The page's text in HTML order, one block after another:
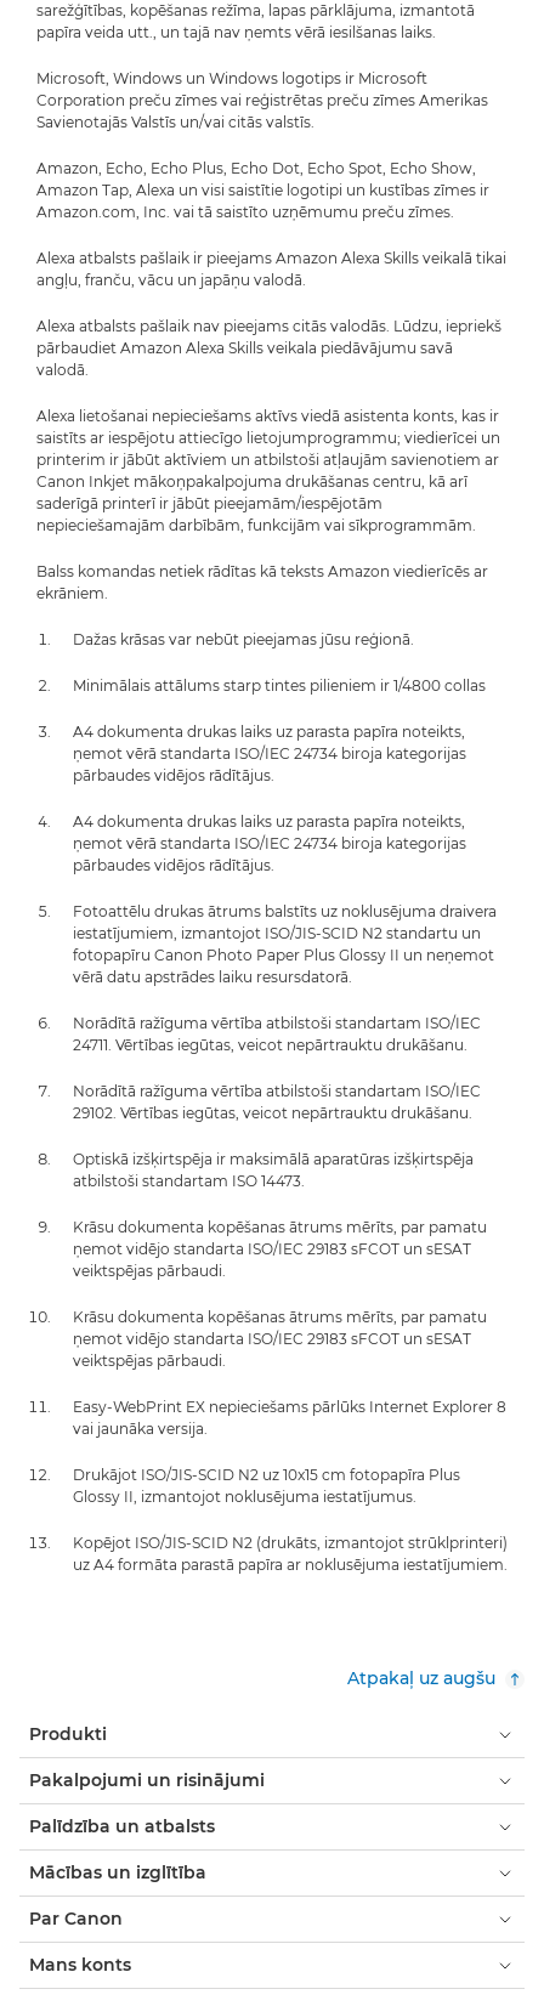
sarežģītības, kopēšanas režīma, lapas pārklājuma, izmantotā
papīra veida utt., un tajā nav ņemts vērā iesilšanas laiks.
Microsoft, Windows un Windows logotips ir Microsoft
Corporation preču zīmes vai reģistrētas preču zīmes Amerikas
Savienotajās Valstīs un/vai citās valstīs.
Amazon, Echo, Echo Plus, Echo Dot, Echo Spot, Echo Show,
Amazon Tap, Alexa un visi saistītie logotipi un kustības zīmes ir
Amazon.com, Inc. vai tā saistīto uzņēmumu preču zīmes.
Alexa atbalsts pašlaik ir pieejams Amazon Alexa Skills veikalā tikai
angļu, franču, vācu un japāņu valodā.
Alexa atbalsts pašlaik nav pieejams citās valodās. Lūdzu, iepriekš
pārbaudiet Amazon Alexa Skills veikala piedāvājumu savā
valodā.
Alexa lietošanai nepieciešams aktīvs viedā asistenta konts, kas ir
saistīts ar iespējotu attiecīgo lietojumprogrammu; viedierīcei un
printerim ir jābūt aktīviem un atbilstoši atļaujām savienotiem ar
Canon Inkjet mākoņpakalpojuma drukāšanas centru, kā arī
saderīgā printerī ir jābūt pieejamām/iespējotām
nepieciešamajām darbībām, funkcijām vai sīkprogrammām.
Balss komandas netiek rādītas kā teksts Amazon viedierīcēs ar
ekrāniem.
Dažas krāsas var nebūt pieejamas jūsu reģionā.
Minimālais attālums starp tintes pilieniem ir 1/4800 collas
A4 dokumenta drukas laiks uz parasta papīra noteikts,
ņemot vērā standarta ISO/IEC 24734 biroja kategorijas
pārbaudes vidējos rādītājus.
A4 dokumenta drukas laiks uz parasta papīra noteikts,
ņemot vērā standarta ISO/IEC 24734 biroja kategorijas
pārbaudes vidējos rādītājus.
Fotoattēlu drukas ātrums balstīts uz noklusējuma draivera
iestatījumiem, izmantojot ISO/JIS-SCID N2 standartu un
fotopapīru Canon Photo Paper Plus Glossy II un neņemot
vērā datu apstrādes laiku resursdatorā.
Norādītā ražīguma vērtība atbilstoši standartam ISO/IEC
24711. Vērtības iegūtas, veicot nepārtrauktu drukāšanu.
Norādītā ražīguma vērtība atbilstoši standartam ISO/IEC
29102. Vērtības iegūtas, veicot nepārtrauktu drukāšanu.
Optiskā izšķirtspēja ir maksimālā aparatūras izšķirtspēja
atbilstoši standartam ISO 14473.
Krāsu dokumenta kopēšanas ātrums mērīts, par pamatu
ņemot vidējo standarta ISO/IEC 29183 sFCOT un sESAT
veiktspējas pārbaudi.
Krāsu dokumenta kopēšanas ātrums mērīts, par pamatu
ņemot vidējo standarta ISO/IEC 29183 sFCOT un sESAT
veiktspējas pārbaudi.
Easy-WebPrint EX nepieciešams pārlūks Internet Explorer 8
vai jaunāka versija.
Drukājot ISO/JIS-SCID N2 uz 10x15 cm fotopapīra Plus
Glossy II, izmantojot noklusējuma iestatījumus.
Kopējot ISO/JIS-SCID N2 (drukāts, izmantojot strūklprinteri)
uz A4 formāta parastā papīra ar noklusējuma iestatījumiem.
Atpakaļ uz augšu
Produkti
Pakalpojumi un risinājumi
Palīdzība un atbalsts
Mācības un izglītība
Par Canon
Mans konts